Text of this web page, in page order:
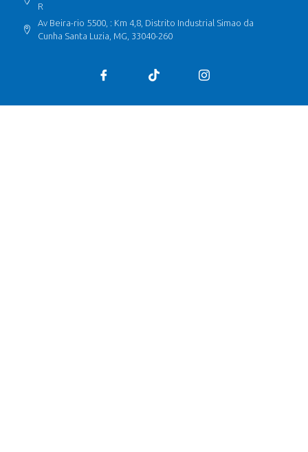
R
Av Beira-rio 5500, : Km 4,8, Distrito Industrial Simao da
Cunha Santa Luzia, MG, 33040-260